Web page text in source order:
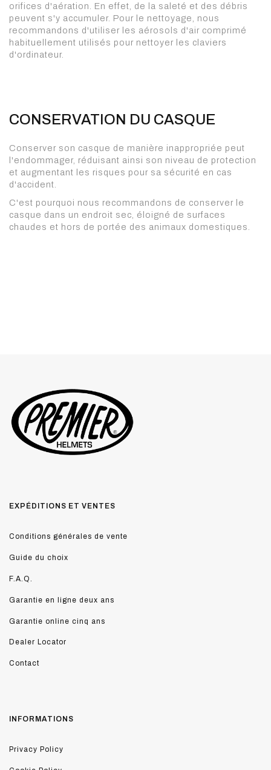
orifices d'aération. En effet, de la saleté et des débris
peuvent s'y accumuler. Pour le nettoyage, nous
recommandons d'utiliser les aérosols d'air comprimé
habituellement utilisés pour nettoyer les claviers
d'ordinateur.
CONSERVATION DU CASQUE
Conserver son casque de manière inappropriée peut
l'endommager, réduisant ainsi son niveau de protection
et augmentant les risques pour sa sécurité en cas
d'accident.
C'est pourquoi nous recommandons de conserver le
casque dans un endroit sec, éloigné de surfaces
chaudes et hors de portée des animaux domestiques.
EXPÉDITIONS ET VENTES
Conditions générales de vente
Guide du choix
F.A.Q.
Garantie en ligne deux ans
Garantie online cinq ans
Dealer Locator
Contact
INFORMATIONS
Privacy Policy